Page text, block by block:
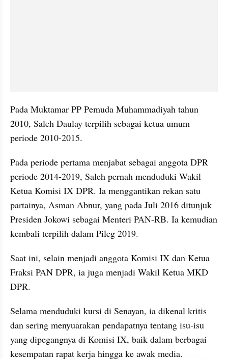
Pada Muktamar PP Pemuda Muhammadiyah tahun
2010, Saleh Daulay terpilih sebagai ketua umum
periode 2010-2015.
Pada periode pertama menjabat sebagai anggota DPR
periode 2014-2019, Saleh pernah menduduki Wakil
Ketua Komisi IX DPR. Ia menggantikan rekan satu
partainya, Asman Abnur, yang pada Juli 2016 ditunjuk
Presiden Jokowi sebagai Menteri PAN-RB. Ia kemudian
kembali terpilih dalam Pileg 2019.
Saat ini, selain menjadi anggota Komisi IX dan Ketua
Fraksi PAN DPR, ia juga menjadi Wakil Ketua MKD
DPR.
Selama menduduki kursi di Senayan, ia dikenal kritis
dan sering menyuarakan pendapatnya tentang isu-isu
yang dipegangnya di Komisi IX, baik dalam berbagai
kesempatan rapat kerja hingga ke awak media.